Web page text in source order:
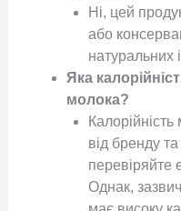
Ні, цей
або
натуральних
Яка
молока?
від бренду
перевіряйте
Однак,